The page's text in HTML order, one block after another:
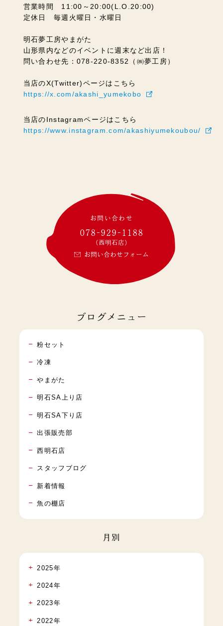
営業時間 11:00～20:00(L.O.20:00)
定休日 毎週火曜日・水曜日
明石夢工房やまがた
山形県内などのイベントに週末など出店！
問い合わせ先：078-220-8352（㈱夢工房）
当店のX(Twitter)ページはこちら
https://x.com/akashi_yumekobo
当店のInstagramページはこちら
https://www.instagram.com/akashiyumekoubou/
お問い合わせ
078-929-1188
(西明石店)
お問い合わせフォーム
ブログメニュー
粉セット
冷凍
やまがた
明石SA上り店
明石SA下り店
出張販売部
西明石店
スタッフブログ
新着情報
魚の棚店
月別
2025年
2024年
2023年
2022年